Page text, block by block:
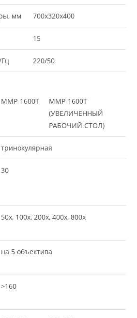
мм 700х320х400
15
220/50
ММР-1600Т
ММР-1600Т
(УВЕЛИЧЕННЫЙ
РАБОЧИЙ СТОЛ)
тринокулярная
30
50х, 100х, 200х, 400х, 800х
на 5 объектива
>160